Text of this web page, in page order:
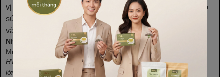
vị hấp dẫn mà còn giúp bạn thư giãn, làm đẹp và nâng cao
sức khoẻ. Hãy thử ngay một trong những món trà đào này
và trải nghiệm những giờ phút thư giãn thú vị!
Những câu hỏi thường gặp:
Mua túi lọc trà ở đâu?
HVL là đơn vị cung câp túi lọc trà toàn quốc. Với hơn 1000 đối tác
lớn nhỏ trải khắp toàn quốc, doanh nghiệp đảm bảo cung cấp tới